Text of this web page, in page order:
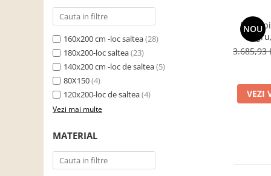
cuiere/mobila hol Rai casmir
Pantofare Hol
Set mobilier Hol modern cu
panouri tapitate
Seturi hol cuiere
Mobilier Birou
Canapele birou
160x200 cm -loc saltea(28)
180x200-loc saltea(23)
140x200 cm -loc de saltea(5)
80X150(4)
120x200-loc de saltea(4)
Vezi mai multe
MATERIAL
NOU
Pat
3.685,93
VEZI